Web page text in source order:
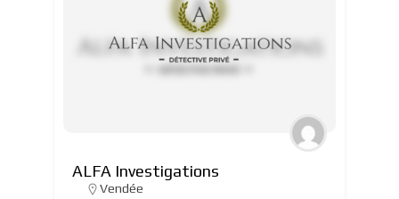
ALFA Investigations
Vendée